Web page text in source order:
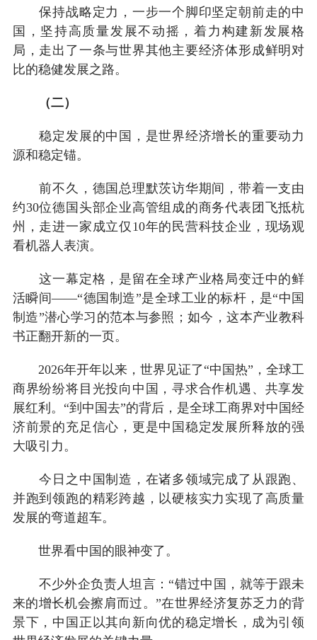
保持战略定力，一步一个脚印坚定朝前走的中
国，坚持高质量发展不动摇，着力构建新发展格
局，走出了一条与世界其他主要经济体形成鲜明对
比的稳健发展之路。
（二）
稳定发展的中国，是世界经济增长的重要动力
源和稳定锚。
前不久，德国总理默茨访华期间，带着一支由
约30位德国头部企业高管组成的商务代表团飞抵杭
州，走进一家成立仅10年的民营科技企业，现场观
看机器人表演。
这一幕定格，是留在全球产业格局变迁中的鲜
活瞬间——“德国制造”是全球工业的标杆，是“中国
制造”潜心学习的范本与参照；如今，这本产业教科
书正翻开新的一页。
2026年开年以来，世界见证了“中国热”，全球工
商界纷纷将目光投向中国，寻求合作机遇、共享发
展红利。“到中国去”的背后，是全球工商界对中国经
济前景的充足信心，更是中国稳定发展所释放的强
大吸引力。
今日之中国制造，在诸多领域完成了从跟跑、
并跑到领跑的精彩跨越，以硬核实力实现了高质量
发展的弯道超车。
世界看中国的眼神变了。
不少外企负责人坦言：“错过中国，就等于跟未
来的增长机会擦肩而过。”在世界经济复苏乏力的背
景下，中国正以其向新向优的稳定增长，成为引领